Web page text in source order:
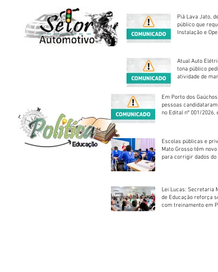
Piá Lava Jato,
público que
Instalação e
Atual Auto
tona público
atividade de
Em Porto dos
pessoas
no Edital nº 001/2026,
Escolas públicas e
Mato Grosso têm
para corrigir dados do
Lei Lucas: Secretaria
de Educação reforça
com treinamento em